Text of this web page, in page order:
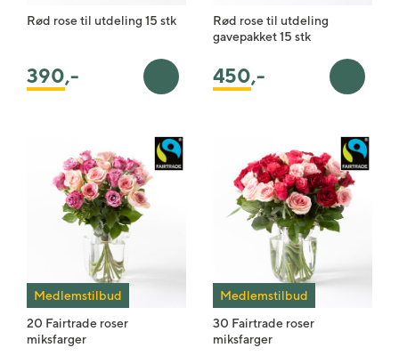
Rød rose til utdeling 15 stk
390,- Legg i handlekurv
Rød rose til utdeling
gavepakket 15 stk
450,- Legg i
Medlemstilbud
20 Fairtrade roser
miksfarger
Medlemstilbud
30 Fairtrade roser
miksfarger